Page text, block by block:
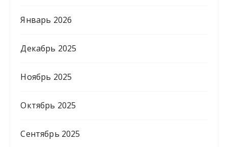
Январь 2026
Декабрь 2025
Ноябрь 2025
Октябрь 2025
Сентябрь 2025